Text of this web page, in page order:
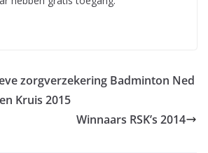
zorgverzekering Badminton Ned
Kruis 2015
Winnaars RSK’s 2014